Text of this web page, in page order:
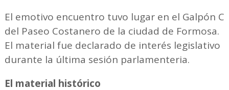
El emotivo encuentro tuvo lugar en el Galpón C
del Paseo Costanero de la ciudad de Formosa.
El material fue declarado de interés legislativo
durante la última sesión parlamenteria.
El material histórico